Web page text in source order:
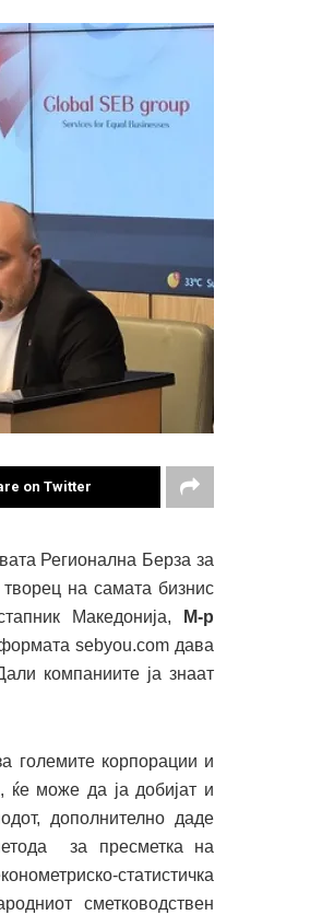
on Twitter
Регионална Берза за
на самата бизнис
Македонија,
М-р
sebyou.com дава
компаниите ја знаат
големите корпорации и
ќе може да ја добијат и
дополнително даде
за пресметка на
статистичка
сметководствен